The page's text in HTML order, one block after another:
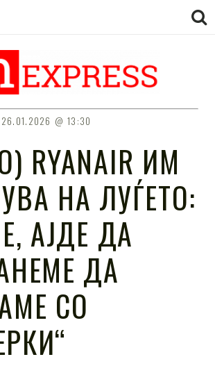
26.01.2026 13:30
RYANAIR ИМ
НА ЛУЃЕТО:
АЈДЕ ДА
ДА
СО